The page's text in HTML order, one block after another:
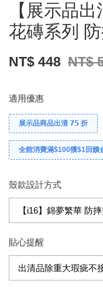
【展示品
花磚系列
NT$ 448 NT$
適用優惠
展示品商品出清 𝟳𝟱 折
全館消費滿$100獲$1回饋
殼款設計方式
貼心提醒